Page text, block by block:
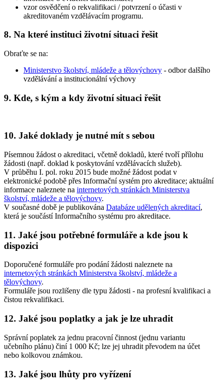
vzor osvědčení o rekvalifikaci / potvrzení o účasti v
akreditovaném vzdělávacím programu.
8. Na které instituci životní situaci řešit
Obraťte se na:
Ministerstvo školství, mládeže a tělovýchovy - odbor dalšího
vzdělávání a institucionální výchovy
9. Kde, s kým a kdy životní situaci řešit
10. Jaké doklady je nutné mít s sebou
Písemnou žádost o akreditaci, včetně dokladů, které tvoří přílohu
žádosti (např. doklad k poskytování vzdělávacích služeb).
V průběhu I. pol. roku 2015 bude možné žádost podat v
elektronické podobě přes Informační systém pro akreditace; aktuální
informace naleznete na internetových stránkách Ministerstva
školství, mládeže a tělovýchovy.
V současné době je publikována Databáze udělených akreditací,
která je součástí Informačního systému pro akreditace.
11. Jaké jsou potřebné formuláře a kde jsou k
dispozici
Doporučené formuláře pro podání žádosti naleznete na
internetových stránkách Ministerstva školství, mládeže a
tělovýchovy.
Formuláře jsou rozlišeny dle typu žádosti - na profesní kvalifikaci a
čistou rekvalifikaci.
12. Jaké jsou poplatky a jak je lze uhradit
Správní poplatek za jednu pracovní činnost (jednu variantu
učebního plánu) činí 1 000 Kč; lze jej uhradit převodem na účet
nebo kolkovou známkou.
13. Jaké jsou lhůty pro vyřízení